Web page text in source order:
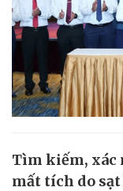
Tìm kiếm,
mất tích do sạt